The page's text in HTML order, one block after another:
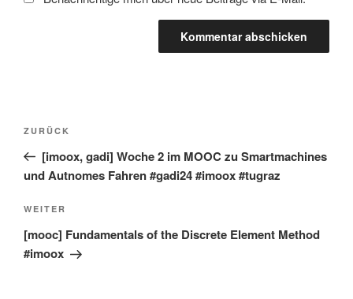
Beitragsnavigation
Vorheriger
Beitrag
ZURÜCK
[imoox, gadi] Woche 2 im MOOC zu Smartmachines
und Autnomes Fahren #gadi24 #imoox #tugraz
Nächster
Beitrag
WEITER
[mooc] Fundamentals of the Discrete Element Method
#imoox